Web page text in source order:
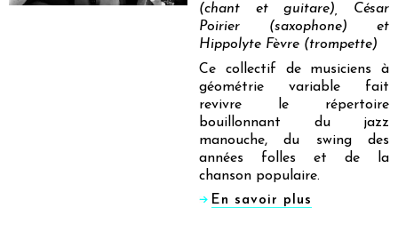
(chant et guitare), César
Poirier (saxophone) et
Hippolyte Fèvre (trompette)
Ce collectif de musiciens à
géométrie variable fait
revivre le répertoire
bouillonnant du jazz
manouche, du swing des
années folles et de la
chanson populaire.
En savoir plus